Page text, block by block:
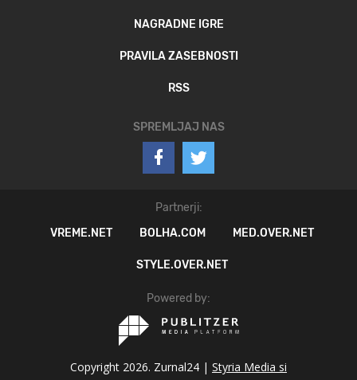
NAGRADNE IGRE
PRAVILA ZASEBNOSTI
RSS
SPREMLJAJ NAS
Partnerji:
VREME.NET
BOLHA.COM MED.OVER.NET
STYLE.OVER.NET
Powered by:
Copyright 2026. Zurnal24 | Styria Media si